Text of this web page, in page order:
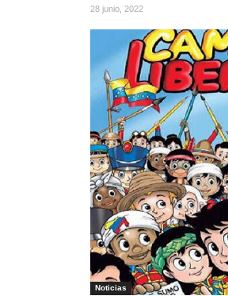
28 junio, 2022
Noticias